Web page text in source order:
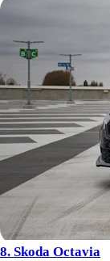
8. Skoda Octavia